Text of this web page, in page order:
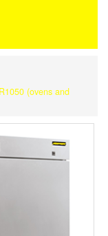
(ovens and